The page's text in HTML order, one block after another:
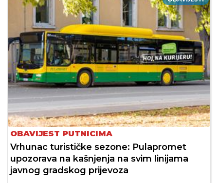
OBAVIJEST PUTNICIMA
Vrhunac turističke sezone: Pulapromet
upozorava na kašnjenja na svim linijama
javnog gradskog prijevoza